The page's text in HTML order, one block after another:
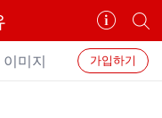
카
페
정
보
개
별
카
페
가입하기
이미지